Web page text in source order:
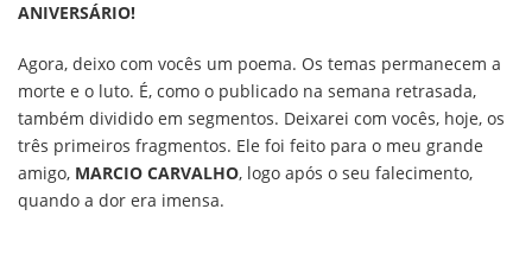
ANIVERSÁRIO!
Agora, deixo com vocês um poema. Os temas permanecem a
morte e o luto. É, como o publicado na semana retrasada,
também dividido em segmentos. Deixarei com vocês, hoje, os
três primeiros fragmentos. Ele foi feito para o meu grande
amigo, MARCIO CARVALHO, logo após o seu falecimento,
quando a dor era imensa.